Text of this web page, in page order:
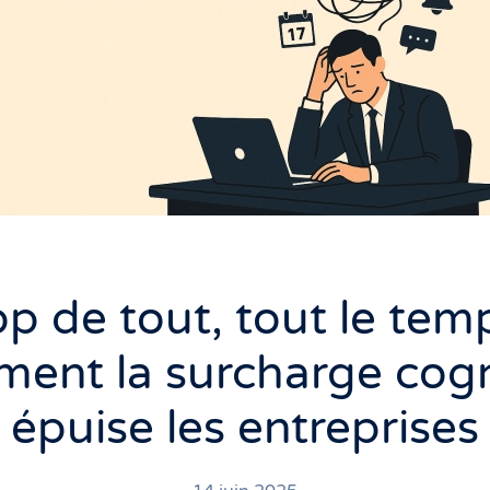
de tout, tout le
la surcharge
épuise les entreprises